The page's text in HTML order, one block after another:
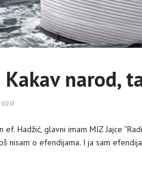
narod,
ef. Hadžić, glavni imam MIZ Jajce
nisam o efendijama. I ja sam